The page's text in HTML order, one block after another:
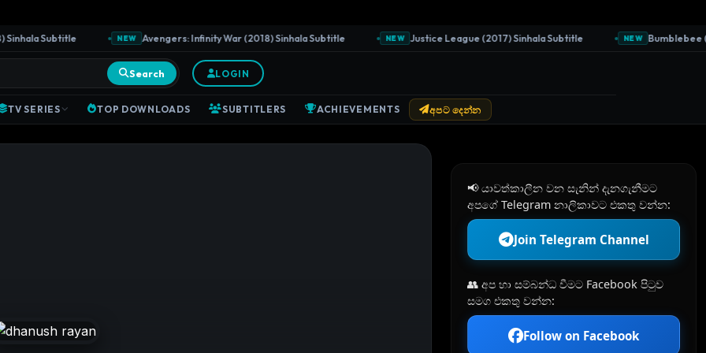
Subtitle NEW Avengers: Infinity War (2018) Sinhala Subtitle NEW Justice League (2017) Sinhala Subtitle NEW Bumblebee
Search LOGIN
TV SERIES TOP DOWNLOADS SUBTITLERS ACHIEVEMENTS අපට දෙන්න
📢 යාවත්කාලීන වන සැනින් දැනගැනීමට
අපගේ Telegram නාලිකාවට එකතු වන්න:
Join Telegram Channel
👥 අප හා සම්බන්ධ වීමට Facebook පිටුව
සමග එකතු වන්න:
Follow on Facebook